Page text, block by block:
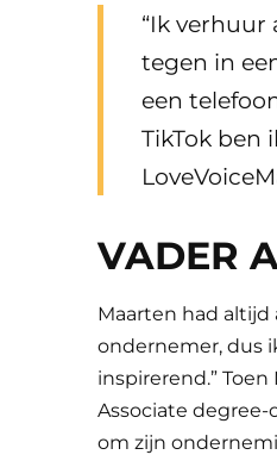
“Ik
tegen in
een
TikTok ben
VADER
Maarten had altijd
ondernemer, dus
inspirerend.”
Associate
om zijn